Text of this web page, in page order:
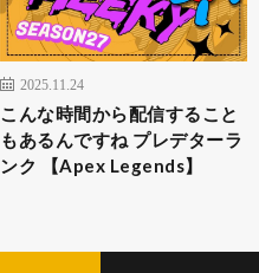
2025.11.24
こんな時間から配信すること
もあるんですね プレデターラ
ンク 【Apex Legends】